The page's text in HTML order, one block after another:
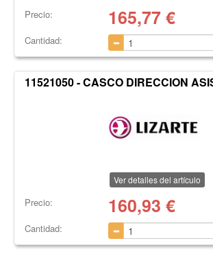
Precio: 165,77€
Cantidad:
11521050 - CASCO DIRECCION
Ver detalles del artículo
Precio: 160,93 €
Cantidad: